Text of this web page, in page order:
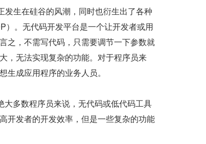
生在硅谷的风潮，同时也衍生出了各种
）。无代码开发平台是一个让开发者或用
之，不需写代码，只需要调节一下参数就
无法实现复杂的功能。对于程序员来
成应用程序的业务人员。
大多数程序员来说，无代码或低代码工具
开发者的开发效率，但是一些复杂的功能